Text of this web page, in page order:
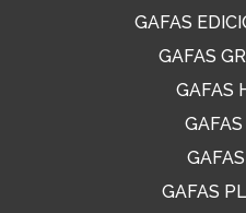
GAFAS
GAFAS
GAFAS
GAFAS